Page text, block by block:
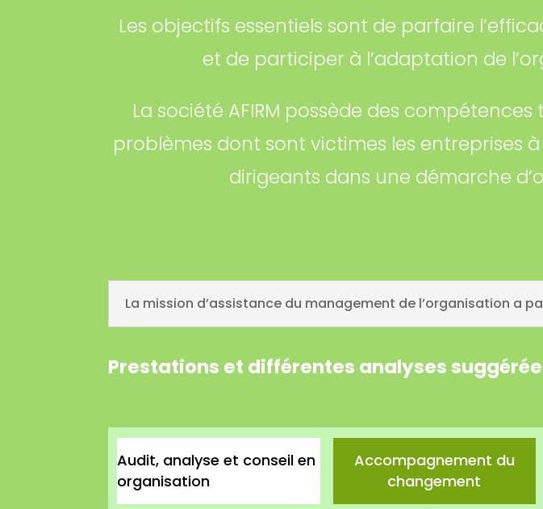
Les objectifs essentiels sont de parfaire
et de participer à l’adaptation de
La société AFIRM possède des
problèmes dont sont victimes les entreprises à
dirigeants dans une démarche
La mission d’assistance du management de l’organisation a
Prestations et différentes analyses
Audit, analyse et conseil en
organisation
Accompagnement du
changement